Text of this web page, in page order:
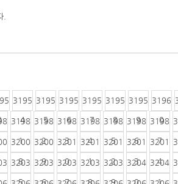
.
3195
4
3195
5
3195
6
3195
7
3195
8
3195
9
3196
0
3198
1
3198
2
3198
3
3198
4
3198
5
3198
6
3198
7
3200
8
3200
9
3201
0
3201
1
3201
2
3201
3
3201
4
3203
5
3203
6
3203
7
3203
8
3203
9
3204
0
3204
1